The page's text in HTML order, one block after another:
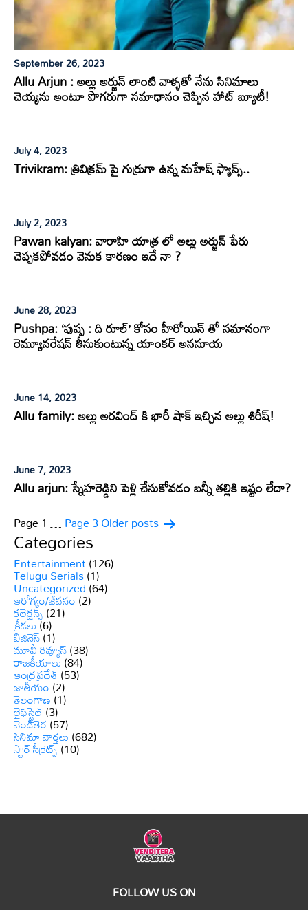
September 26, 2023
Allu Arjun : అల్లు అర్జున్ లాంటి వాళ్ళతో నేను సినిమాలు
చెయ్యను అంటూ పొగరుగా సమాధానం చెప్పిన హాట్ బ్యూటీ!
July 4, 2023
Trivikram: త్రివిక్రమ్ పై గుర్రుగా ఉన్న మహేష్ ఫ్యాన్స్..
July 2, 2023
Pawan kalyan: వారాహి యాత్ర లో అల్లు అర్జున్ పేరు
చెప్పకపోవడం వెనుక కారణం ఇదే నా ?
June 28, 2023
Pushpa: ‘పుష్ప : ది రూల్’ కోసం హీరోయిన్ తో సమానంగా
రెమ్యూనరేషన్ తీసుకుంటున్న యాంకర్ అనసూయ
June 14, 2023
Allu family: అల్లు అరవింద్ కి భారీ షాక్ ఇచ్చిన అల్లు శిరీష్!
June 7, 2023
Allu arjun: స్నేహరెడ్డిని పెళ్లి చేసుకోవడం బన్నీ తల్లికి ఇష్టం లేదా?
Posts
pagination
Page 1 …Page 3Olderposts
Categories
Entertainment(126)
Telugu Serials(1)
Uncategorized(64)
ఆరోగ్యం/జీవనం(2)
కలెక్షన్స్(21)
క్రీడలు(6)
బిజినెస్(1)
మూవీ రివ్యూస్(38)
రాజకీయాలు(84)
ఆంధ్రప్రదేశ్(53)
జాతీయం(2)
తెలంగాణ(1)
లైఫ్‌స్టైల్(3)
వెండితెర(57)
సినిమా వార్తలు(682)
స్టార్ సీక్రెట్స్(10)
FOLLOW US ON